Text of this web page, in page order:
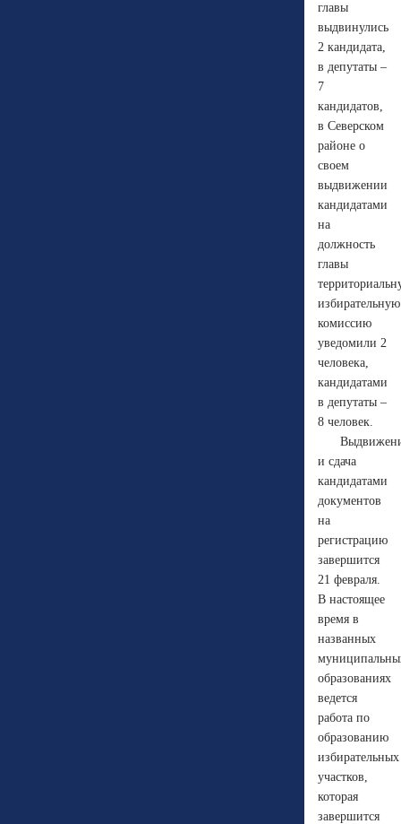
главы
выдвинулись
2 кандидата,
в депутаты –
7
кандидатов,
в Северском
районе о
своем
выдвижении
кандидатами
на
должность
главы
избирательную
комиссию
уведомили 2
человека,
кандидатами
в депутаты –
8 человек.
и сдача
кандидатами
документов
на
регистрацию
завершится
21 февраля.
В настоящее
время в
названных
образованиях
ведется
работа по
образованию
избирательных
участков,
которая
завершится